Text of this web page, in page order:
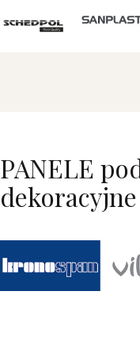
PANELE
dekoracyjne